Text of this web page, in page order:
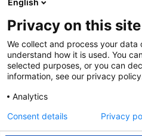
Aquisições
Copyright © 2025
English
Privacy on this site
We collect and process your data
understand how it is used. You
selected purposes, or you can
information, see our privacy
Analytics
Consent details
Privacy